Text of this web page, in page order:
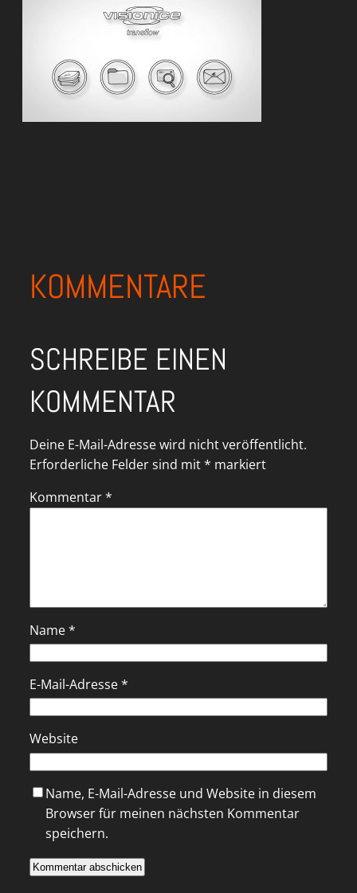
KOMMENTARE
SCHREIBE EINEN
KOMMENTAR
Deine E-Mail-Adresse wird nicht veröffentlicht.
Erforderliche Felder sind mit* markiert
Kommentar*
Name*
E-Mail-Adresse*
Website
Name, E-Mail-Adresse und Website in diesem
Browser für meinen nächsten Kommentar
speichern.